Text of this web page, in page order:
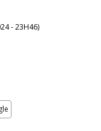
- 23H46)